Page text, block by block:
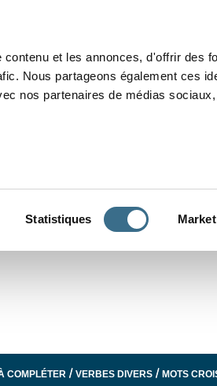
et les annonces, d'offrir des
Nous partageons également ces
nos partenaires de médias
Statistiques
COMPLÉTER / VERBES DIVERS/ MOTS